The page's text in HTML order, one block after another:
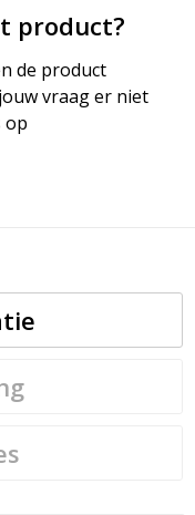
product?
de product
vraag er niet
op